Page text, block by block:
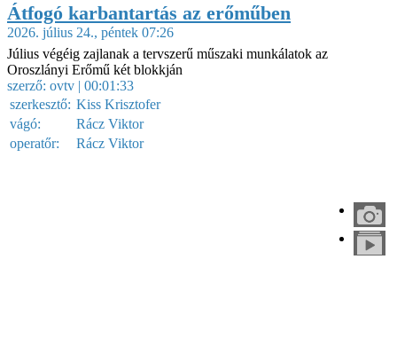
Átfogó karbantartás az erőműben
2026. július 24., péntek 07:26
Július végéig zajlanak a tervszerű műszaki munkálatok az
Oroszlányi Erőmű két blokkján
szerző: ovtv | 00:01:33
szerkesztő: Kiss Krisztofer
vágó:
Rácz Viktor
operatőr:
Rácz Viktor